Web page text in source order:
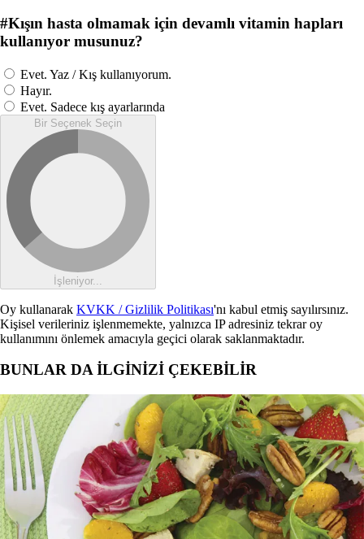
#Kışın hasta olmamak için devamlı vitamin hapları
kullanıyor musunuz?
Evet. Yaz / Kış kullanıyorum.
Hayır.
Evet. Sadece kış ayarlarında
Bir Seçenek Seçin
İşleniyor...
Oy kullanarak KVKK / Gizlilik Politikası'nı kabul etmiş sayılırsınız.
Kişisel verileriniz işlenmemekte, yalnızca IP adresiniz tekrar oy
kullanımını önlemek amacıyla geçici olarak saklanmaktadır.
BUNLAR DA İLGİNİZİ ÇEKEBİLİR